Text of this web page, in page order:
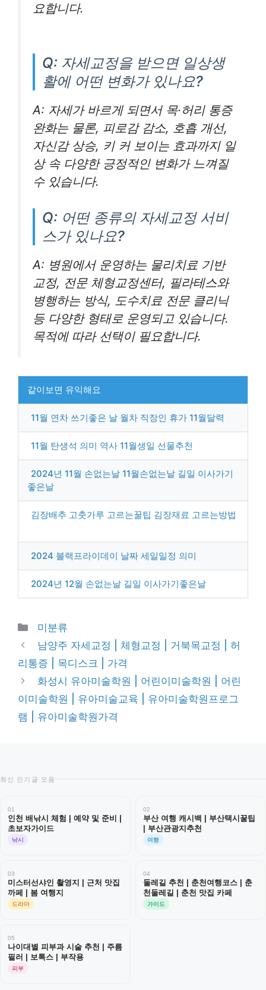
요합니다.
Q: 자세교정을 받으면 일상생
활에 어떤 변화가 있나요?
A: 자세가 바르게 되면서 목·허리 통증
완화는 물론, 피로감 감소, 호흡 개선,
자신감 상승, 키 커 보이는 효과까지 일
상 속 다양한 긍정적인 변화가 느껴질
수 있습니다.
Q: 어떤 종류의 자세교정 서비
스가 있나요?
A: 병원에서 운영하는 물리치료 기반
교정, 전문 체형교정센터, 필라테스와
병행하는 방식, 도수치료 전문 클리닉
등 다양한 형태로 운영되고 있습니다.
목적에 따라 선택이 필요합니다.
같이보면 유익해요
11월 연차 쓰기좋은 날 월차 직장인 휴가 11월달력
11월 탄생석 의미 역사 11월생일 선물추천
2024년 11월 손없는날 11월손없는날 길일 이사가기
좋은날
김장배추 고춧가루 고르는꿀팁 김장재료 고르는방법
2024 블랙프라이데이 날짜 세일일정 의미
2024년 12월 손없는날 길일 이사가기좋은날
Categories
미분류
남양주 자세교정 | 체형교정 | 거북목교정 | 허
리통증 | 목디스크 | 가격
화성시 유아미술학원 | 어린이미술학원 | 어린
이미술학원 | 유아미술교육 | 유아미술학원프로그
램 | 유아미술학원가격
최신 인기글 모음
01
인천 배낚시 체험 | 예약 및 준비 |
초보자가이드
낚시
02
부산 여행 캐시백 | 부산택시꿀팁
| 부산관광지추천
여행
03
미스터선샤인 촬영지 | 근처 맛집
까페 | 봄 여행지
드라마
04
둘레길 추천 | 춘천여행코스 | 춘
천둘레길 | 춘천 맛집 카페
가이드
05
나이대별 피부과 시술 추천 | 주름
필러 | 보톡스 | 부작용
피부